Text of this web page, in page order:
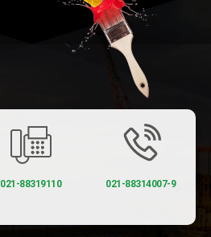
021-88314007-9
021-88319110